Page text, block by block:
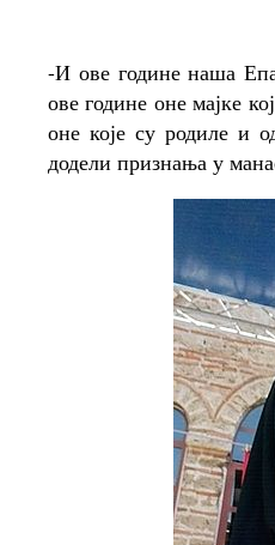
-И ове године наша
ове године оне мајке
оне које су родиле и
додели признања у